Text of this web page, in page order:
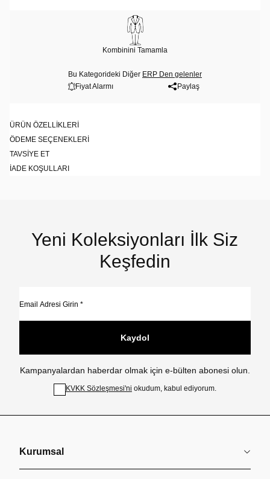
Kombinini Tamamla
Bu Kategorideki Diğer ERP Den gelenler
Fiyat Alarmı
Paylaş
ÜRÜN ÖZELLIKLERI
ÖDEME SEÇENEKLERI
TAVSIYE ET
İADE KOŞULLARI
Yeni Koleksiyonları İlk Siz
Keşfedin
Kaydol
Kampanyalardan haberdar olmak için e-bülten abonesi olun.
KVKK Sözleşmesi'ni okudum, kabul ediyorum.
Kurumsal